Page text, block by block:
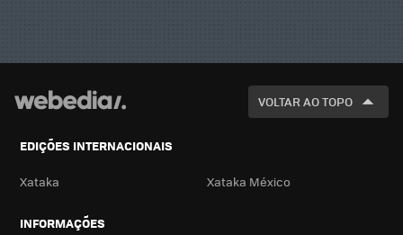
VOLTAR AO TOPO
EDIÇÕES INTERNACIONAIS
Xataka Xataka México
INFORMAÇÕES